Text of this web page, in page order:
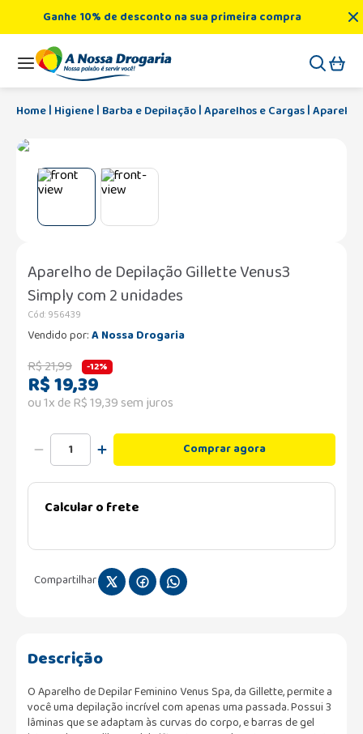
Ganhe 10% de desconto na sua primeira compra
Higiene Barba e Depilação Aparelhos e Cargas
Aparelho de Depilação Gillette Venus3
Simply com 2 unidades
Cód: 956439
Vendido por:A Nossa Drogaria
R$21,99 -12%
R$19,39
ou1x deR$19,39 sem juros
Comprar agora
Calcular o frete
Compartilhar
Descrição
O Aparelho de Depilar Feminino Venus Spa, da Gillette, permite a
você uma depilação incrível com apenas uma passada. Possui 3
lâminas que se adaptam às curvas do corpo, e barras de gel